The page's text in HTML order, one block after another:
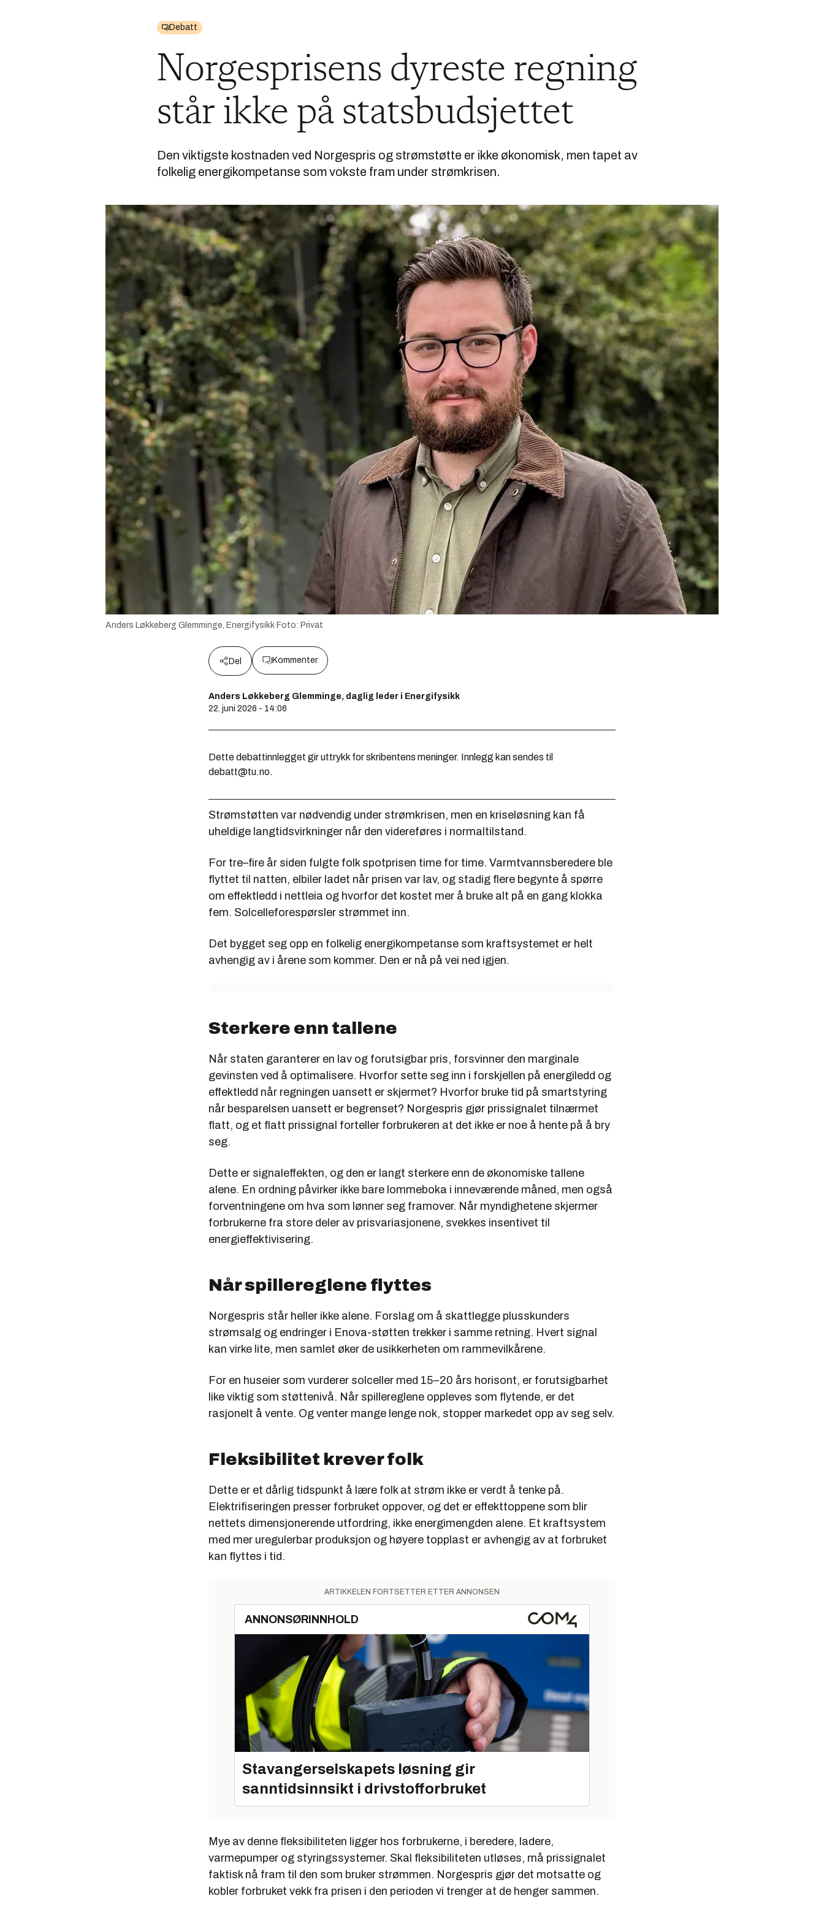
Debatt
Norgesprisens dyreste regning
står ikke på statsbudsjettet
Den viktigste kostnaden ved Norgespris og strømstøtte er ikke økonomisk, men tapet av
folkelig energikompetanse som vokste fram under strømkrisen.
Anders Løkkeberg Glemminge, Energifysikk Foto: Privat
Del Kommenter
Anders Løkkeberg Glemminge, daglig leder i Energifysikk
22. juni 2026 - 14:06
Dette debattinnlegget gir uttrykk for skribentens meninger. Innlegg kan sendes til
debatt@tu.no.
Strømstøtten var nødvendig under strømkrisen, men en kriseløsning kan få
uheldige langtidsvirkninger når den videreføres i normaltilstand.
For tre–fire år siden fulgte folk spotprisen time for time. Varmtvannsberedere ble
flyttet til natten, elbiler ladet når prisen var lav, og stadig flere begynte å spørre
om effektledd i nettleia og hvorfor det kostet mer å bruke alt på en gang klokka
fem. Solcelleforespørsler strømmet inn.
Det bygget seg opp en folkelig energikompetanse som kraftsystemet er helt
avhengig av i årene som kommer. Den er nå på vei ned igjen.
Sterkere enn tallene
Når staten garanterer en lav og forutsigbar pris, forsvinner den marginale
gevinsten ved å optimalisere. Hvorfor sette seg inn i forskjellen på energiledd og
effektledd når regningen uansett er skjermet? Hvorfor bruke tid på smartstyring
når besparelsen uansett er begrenset? Norgespris gjør prissignalet tilnærmet
flatt, og et flatt prissignal forteller forbrukeren at det ikke er noe å hente på å bry
seg.
Dette er signaleffekten, og den er langt sterkere enn de økonomiske tallene
alene. En ordning påvirker ikke bare lommeboka i inneværende måned, men også
forventningene om hva som lønner seg framover. Når myndighetene skjermer
forbrukerne fra store deler av prisvariasjonene, svekkes insentivet til
energieffektivisering.
Når spillereglene flyttes
Norgespris står heller ikke alene. Forslag om å skattlegge plusskunders
strømsalg og endringer i Enova-støtten trekker i samme retning. Hvert signal
kan virke lite, men samlet øker de usikkerheten om rammevilkårene.
For en huseier som vurderer solceller med 15–20 års horisont, er forutsigbarhet
like viktig som støttenivå. Når spillereglene oppleves som flytende, er det
rasjonelt å vente. Og venter mange lenge nok, stopper markedet opp av seg selv.
Fleksibilitet krever folk
Dette er et dårlig tidspunkt å lære folk at strøm ikke er verdt å tenke på.
Elektrifiseringen presser forbruket oppover, og det er effekttoppene som blir
nettets dimensjonerende utfordring, ikke energimengden alene. Et kraftsystem
med mer uregulerbar produksjon og høyere topplast er avhengig av at forbruket
kan flyttes i tid.
ARTIKKELEN FORTSETTER ETTER ANNONSEN
ANNONSØRINNHOLD
Stavangerselskapets løsning gir
sanntidsinnsikt i drivstofforbruket
Mye av denne fleksibiliteten ligger hos forbrukerne, i beredere, ladere,
varmepumper og styringssystemer. Skal fleksibiliteten utløses, må prissignalet
faktisk nå fram til den som bruker strømmen. Norgespris gjør det motsatte og
kobler forbruket vekk fra prisen i den perioden vi trenger at de henger sammen.